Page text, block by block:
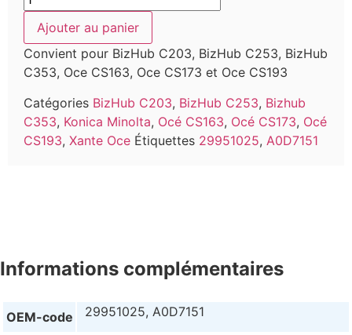
Ajouter au panier
Convient pour BizHub C203, BizHub C253, BizHub
C353, Oce CS163, Oce CS173 et Oce CS193
Catégories BizHub C203, BizHub C253, Bizhub
C353, Konica Minolta, Océ CS163, Océ CS173, Océ
CS193, Xante Oce Étiquettes 29951025, A0D7151
Informations complémentaires
OEM-code 29951025, A0D7151